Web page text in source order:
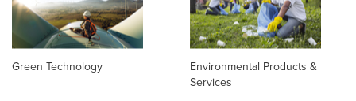
Green Technology
Environmental Products &
Services